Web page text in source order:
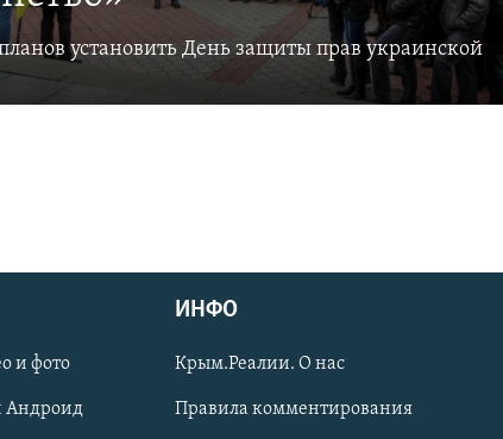
установить День защиты прав украинской
и фото
Андроид
ИНФО
Крым.Реалии. О нас
Правила комментирования